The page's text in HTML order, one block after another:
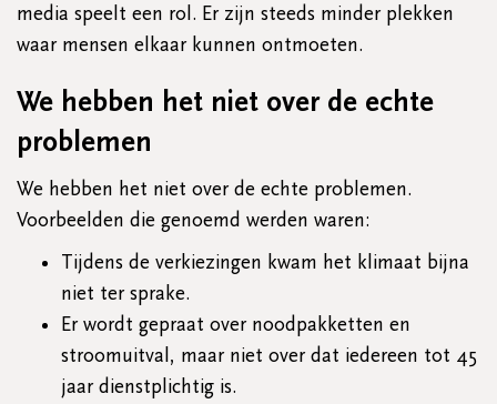
media speelt een rol. Er zijn steeds minder plekken
waar mensen elkaar kunnen ontmoeten.
We hebben het niet over de echte
problemen
We hebben het niet over de echte problemen.
Voorbeelden die genoemd werden waren:
Tijdens de verkiezingen kwam het klimaat bijna
niet ter sprake.
Er wordt gepraat over noodpakketten en
stroomuitval, maar niet over dat iedereen tot 45
jaar dienstplichtig is.